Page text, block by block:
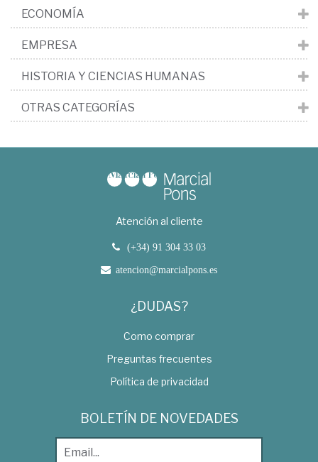
ECONOMÍA
EMPRESA
HISTORIA Y CIENCIAS HUMANAS
OTRAS CATEGORÍAS
Atención al cliente
(+34) 91 304 33 03
atencion@marcialpons.es
¿DUDAS?
Como comprar
Preguntas frecuentes
Política de privacidad
BOLETÍN DE NOVEDADES